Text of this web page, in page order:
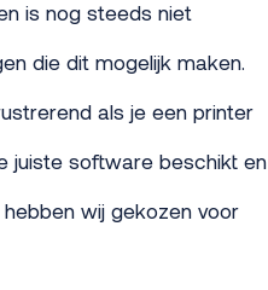
is nog steeds niet
die dit mogelijk maken.
als je een printer
juiste software beschikt en
wij gekozen voor